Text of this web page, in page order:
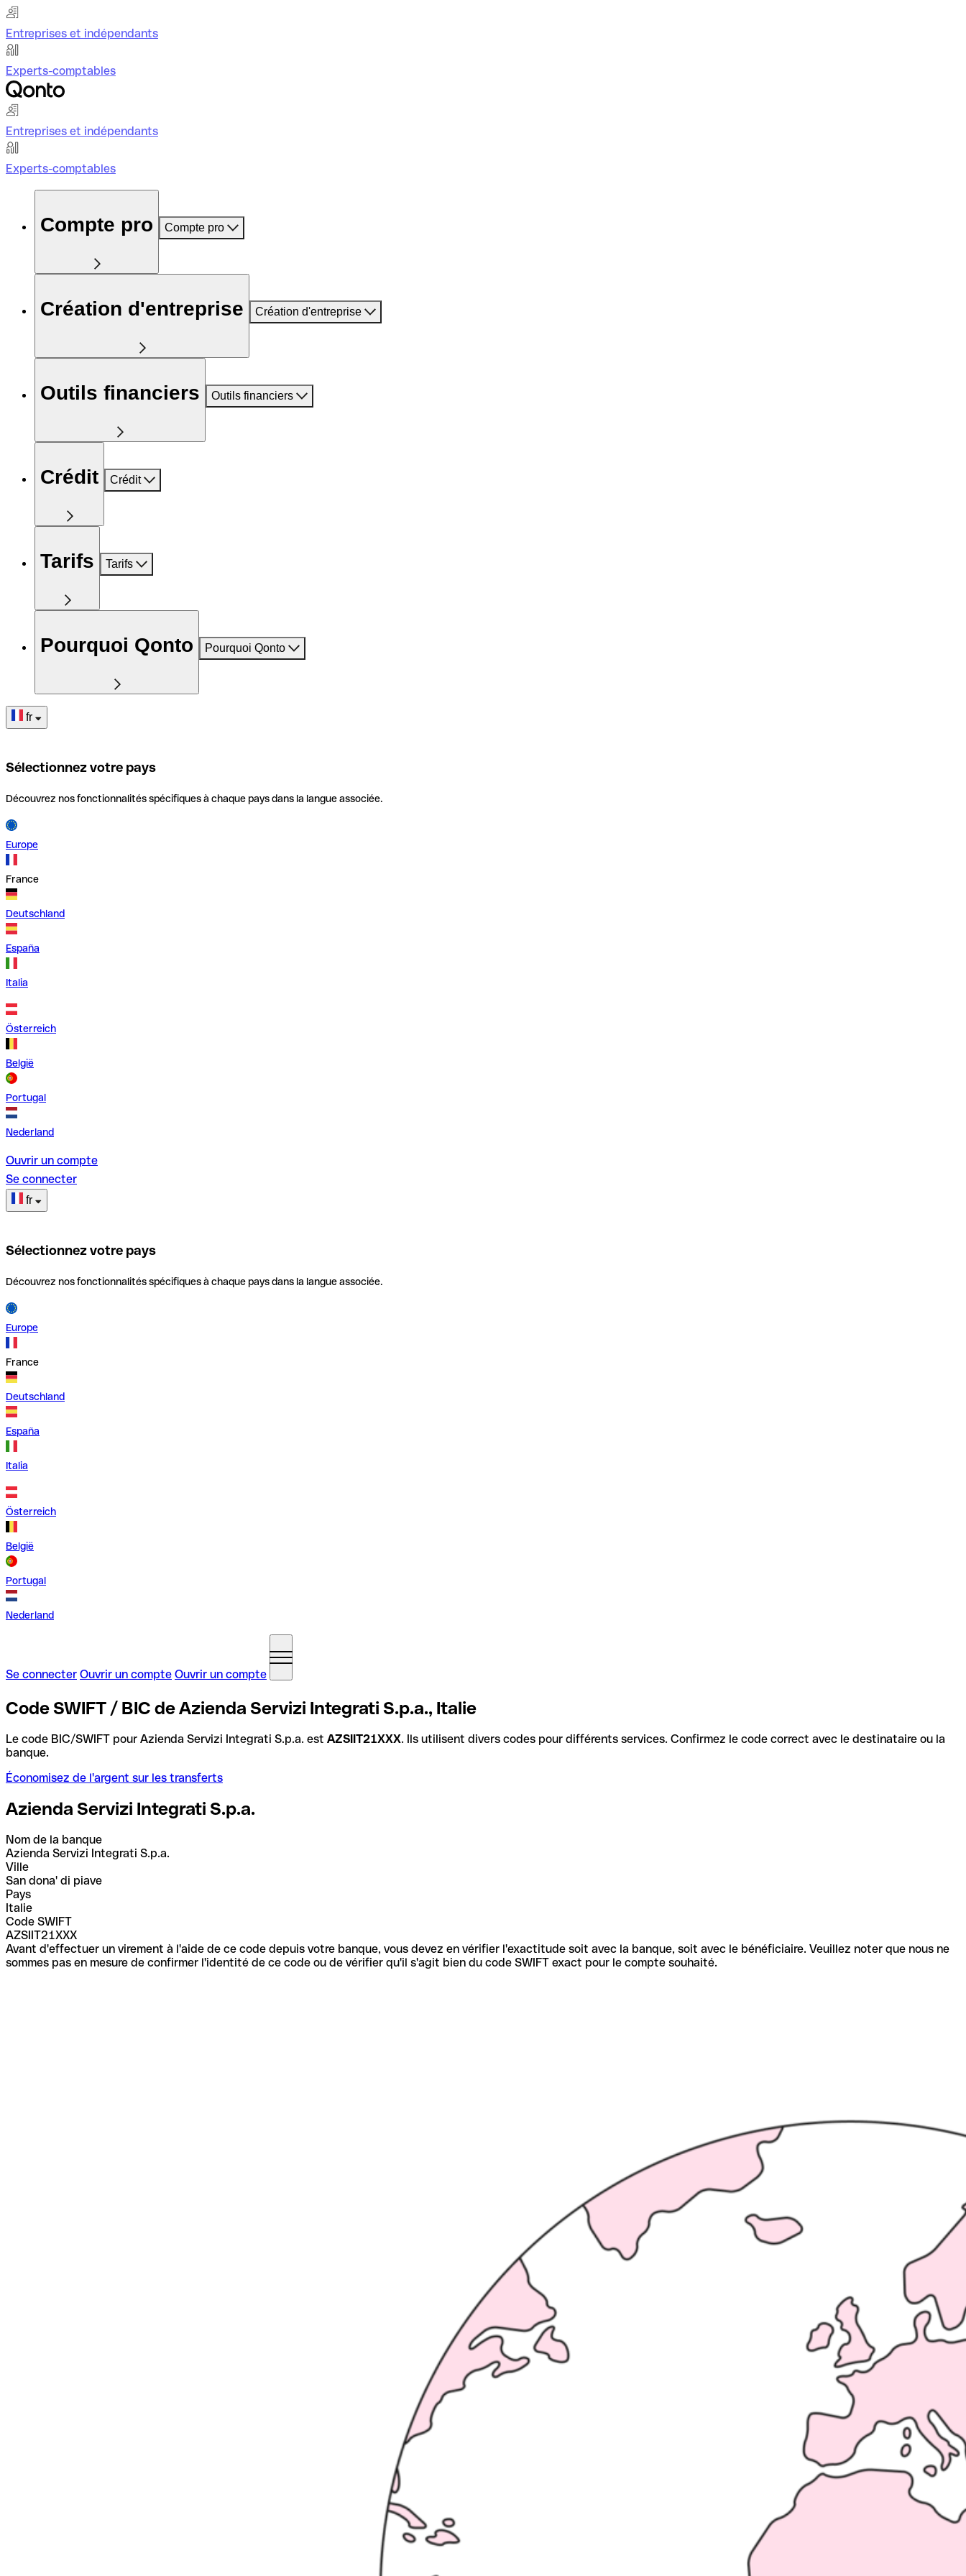
Entreprises et indépendants
Experts-comptables
Entreprises et indépendants
Experts-comptables
Compte pro Compte pro
Création d'entreprise Création d'entreprise
Outils financiers Outils financiers
Crédit Crédit
Tarifs Tarifs
Pourquoi Qonto Pourquoi Qonto
fr
Sélectionnez votre pays
Découvrez nos fonctionnalités spécifiques à chaque pays dans la langue associée.
Europe
France
Deutschland
España
Italia
Österreich
België
Portugal
Nederland
Ouvrir un compte
Se connecter
fr
Sélectionnez votre pays
Découvrez nos fonctionnalités spécifiques à chaque pays dans la langue associée.
Europe
France
Deutschland
España
Italia
Österreich
België
Portugal
Nederland
Se connecter Ouvrir un compte Ouvrir un compte
Code SWIFT / BIC de Azienda Servizi Integrati S.p.a., Italie
Le code BIC/SWIFT pour Azienda Servizi Integrati S.p.a. est AZSIIT21XXX. Ils utilisent divers codes pour différents services. Confirmez le code correct avec le destinataire ou la
banque.
Économisez de l'argent sur les transferts
Azienda Servizi Integrati S.p.a.
Nom de la banque
Azienda Servizi Integrati S.p.a.
Ville
San dona' di piave
Pays
Italie
Code SWIFT
AZSIIT21XXX
Avant d'effectuer un virement à l'aide de ce code depuis votre banque, vous devez en vérifier l'exactitude soit avec la banque, soit avec le bénéficiaire. Veuillez noter que nous ne
sommes pas en mesure de confirmer l'identité de ce code ou de vérifier qu'il s'agit bien du code SWIFT exact pour le compte souhaité.